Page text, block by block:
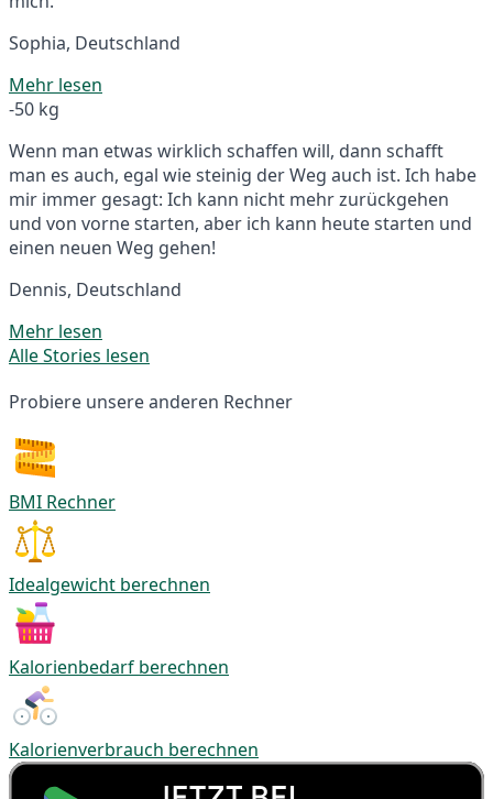
Sophia, Deutschland
Mehr lesen
-50 kg
Wenn man etwas wirklich schaffen will, dann schafft
man es auch, egal wie steinig der Weg auch ist. Ich habe
mir immer gesagt: Ich kann nicht mehr zurückgehen
und von vorne starten, aber ich kann heute starten und
einen neuen Weg gehen!
Dennis, Deutschland
Mehr lesen
Alle Stories lesen
Probiere unsere anderen Rechner
BMI Rechner
Idealgewicht berechnen
Kalorienbedarf berechnen
Kalorienverbrauch berechnen